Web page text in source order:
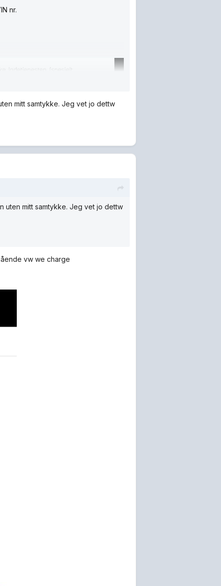
nr.
mitt samtykke. Jeg vet jo dettw
uten mitt samtykke. Jeg vet jo dettw
vw we charge